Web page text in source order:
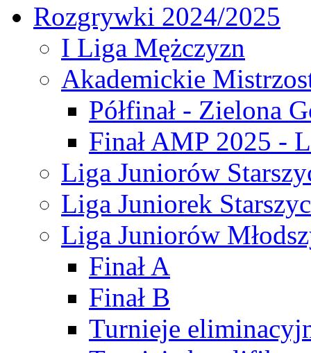
Rozgrywki 2024/2025
I Liga Mężczyzn
Akademickie
Półfinał - Zielona
Finał AMP 2025 -
Liga Juniorów
Liga Juniorek
Liga Juniorów
Finał A
Finał B
Turnieje